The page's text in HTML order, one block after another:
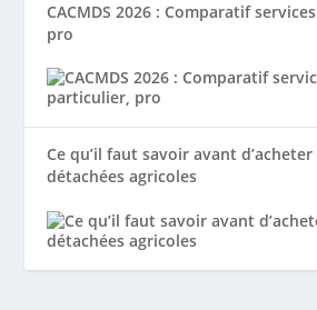
CACMDS 2026 : Comparatif
pro
Ce qu’il faut savoir avant
détachées agricoles